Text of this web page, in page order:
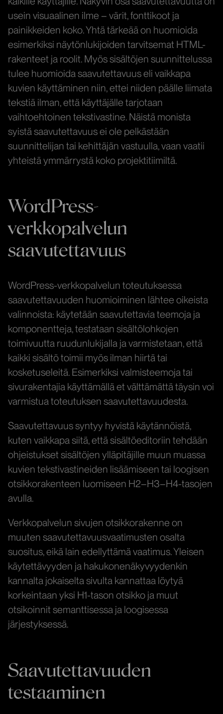
usein visuaalinen ilme – värit, fonttikoot ja
painikkeiden koko. Yhtä tärkeää on huomioida
esimerkiksi näytönlukijoiden tarvitsemat HTML-
rakenteet ja roolit. Myös sisältöjen suunnittelussa
tulee huomioida saavutettavuus eli vaikkapa
kuvien käyttäminen niin, ettei niiden päälle liimata
tekstiä ilman, että käyttäjälle tarjotaan
vaihtoehtoinen tekstivastine. Näistä monista
syistä saavutettavuus ei ole pelkästään
suunnittelijan tai kehittäjän vastuulla, vaan vaatii
yhteistä ymmärrystä koko projektitiimiltä.
WordPress-
verkkopalvelun
saavutettavuus
WordPress-verkkopalvelun toteutuksessa
saavutettavuuden huomioiminen lähtee oikeista
valinnoista: käytetään saavutettavia teemoja ja
komponentteja, testataan sisältölohkojen
toimivuutta ruudunlukijalla ja varmistetaan, että
kaikki sisältö toimii myös ilman hiirtä tai
kosketuseleitä. Esimerkiksi valmisteemoja tai
sivurakentajia käyttämällä et välttämättä täysin voi
varmistua toteutuksen saavutettavuudesta.
Saavutettavuus syntyy hyvistä käytännöistä,
kuten vaikkapa siitä, että sisältöeditoriin tehdään
ohjeistukset sisältöjen ylläpitäjille muun muassa
kuvien tekstivastineiden lisäämiseen tai loogisen
otsikkorakenteen luomiseen H2–H3–H4-tasojen
avulla.
Verkkopalvelun sivujen otsikkorakenne on
muuten saavutettavuusvaatimusten osalta
suositus, eikä lain edellyttämä vaatimus. Yleisen
käytettävyyden ja hakukonenäkyvyydenkin
kannalta jokaiselta sivulta kannattaa löytyä
korkeintaan yksi H1-tason otsikko ja muut
otsikoinnit semanttisessa ja loogisessa
järjestyksessä.
Saavutettavuuden
testaaminen